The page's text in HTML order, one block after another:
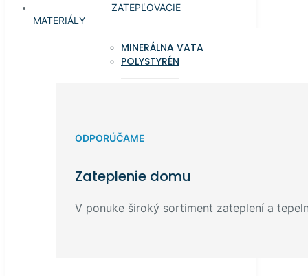
ZATEPĽOVACIE
MATERIÁLY
MINERÁLNA VATA
POLYSTYRÉN
ODPORÚČAME
Zateplenie domu
V ponuke široký sortiment zateplení a